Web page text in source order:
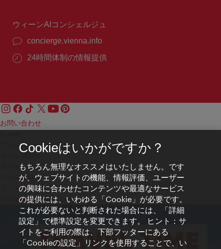
ウィーンAIコンシェルジュ
concierge.vienna.info
24時間体制の情報提供
お問い合わせ
プライバシーポリシー
アクセシビリティ
プレス連絡先
クッキーの設定
© Copyright WienTourismus
Cookieはいかがですか？
もちろん無理なオススメはいたしません。です
が、ウェブサイトの機能、情報評価、ユーザー
の興味に合わせたコンテンツや最適なサービス
の提供には、いわゆる「Cookie」が必要です。
これが必要ないと判断された場合には、「詳細
設定」で標準設定を変更できます。 ヒント：サ
イトをご利用の際は、下部フッターにある
「Cookieの設定」リンクを使用することで、い